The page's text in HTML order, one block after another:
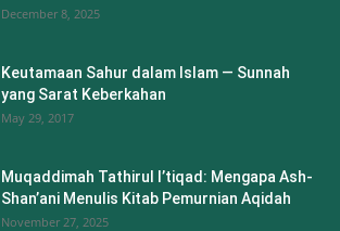
December 8, 2025
Keutamaan Sahur dalam Islam — Sunnah
yang Sarat Keberkahan
May 29, 2017
Muqaddimah Tathirul I’tiqad: Mengapa Ash-
Shan’ani Menulis Kitab Pemurnian Aqidah
November 27, 2025